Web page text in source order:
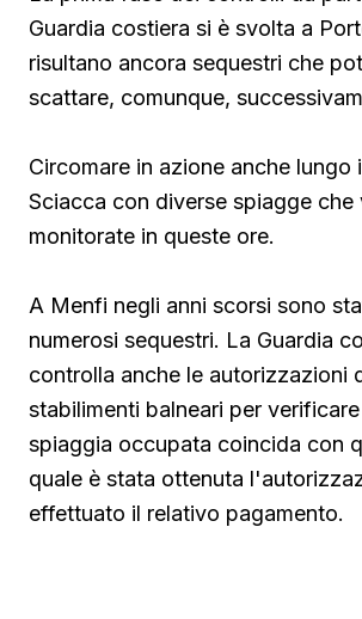
Guardia costiera si è svolta a
risultano ancora sequestri che
scattare, comunque,
Circomare in azione anche lungo
Sciacca con diverse spiagge che
monitorate in queste ore.
A Menfi negli anni scorsi sono
numerosi sequestri. La Guardia
controlla anche le autorizzazioni
stabilimenti balneari per
spiaggia occupata coincida con
quale è stata ottenuta
effettuato il relativo pagamento.